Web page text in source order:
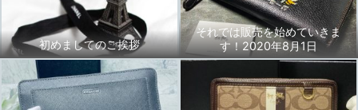
初めましてのご挨拶
それでは販売を始めていきま
す！2020年8月1日